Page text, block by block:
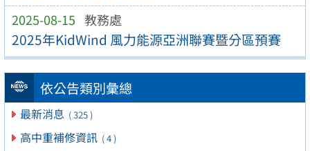
2025-08-15 教務處
2025年KidWind 風力能源亞洲聯賽暨分區預賽
依公告類別彙總
最新消息 ( 325 )
高中重補修資訊 ( 4 )